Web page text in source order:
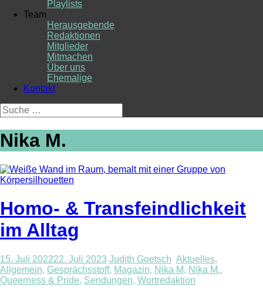
Playlists
Team
Herausgebende
Redaktionen
Mitglieder
Mitmachen
Über uns
Ehemalige
Kontakt
Suche
nach:
Nika M.
Homo- & Transfeindlichkeit
im Alltag
15. Juli 202222. Juli 2023 Judith Goetsch Aktuelles,
Allgemein, Gesprächsstoff, Magazin, Nika M, Nika M.,
Queerness & Pride, Sendungen, Wortredaktion